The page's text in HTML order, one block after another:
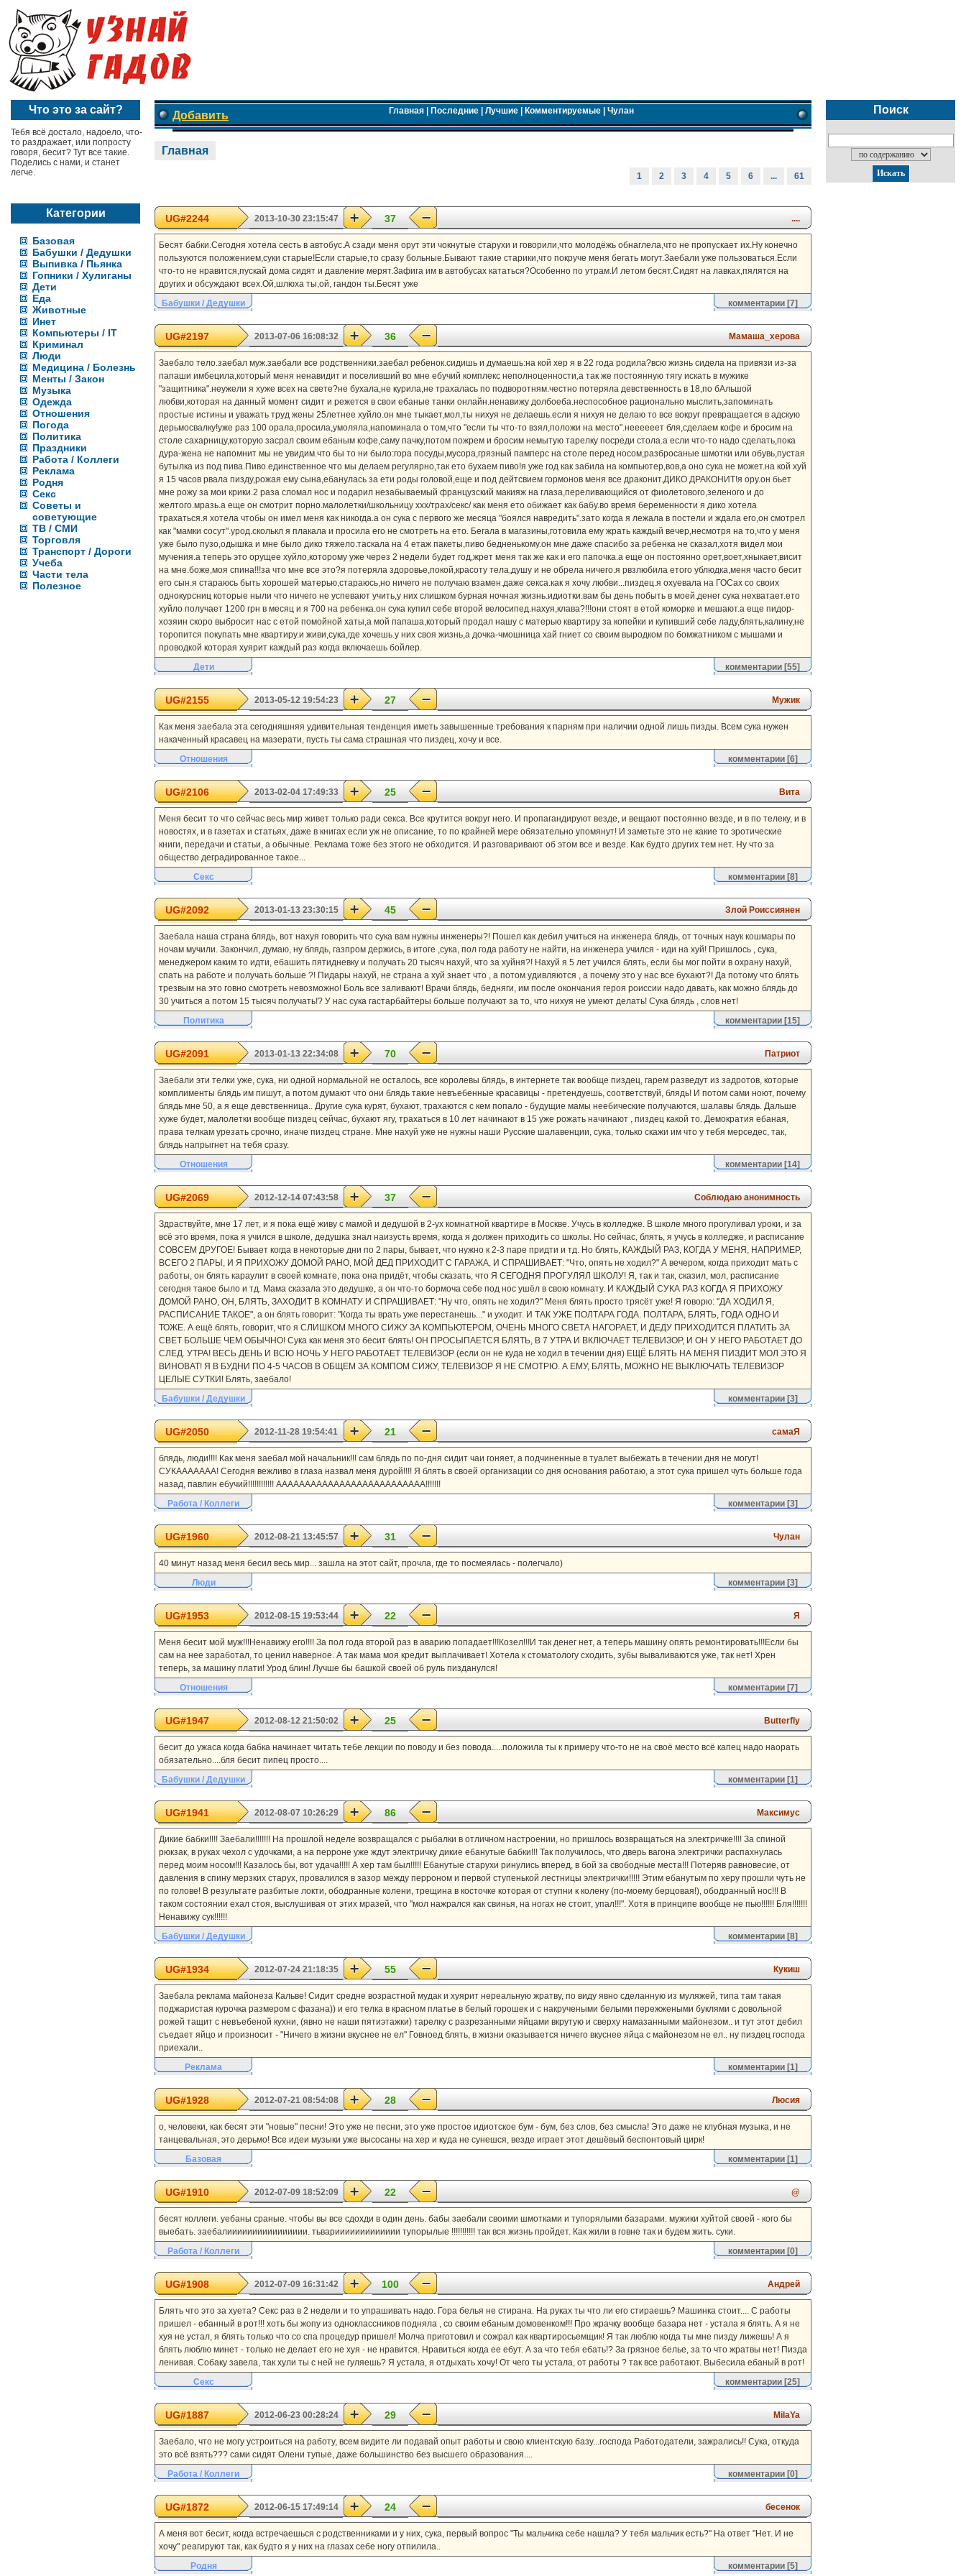
Что это за сайт?
Тебя всё достало, надоело, что-
то раздражает, или попросту
говоря, бесит? Тут все такие.
Поделись с нами, и станет
легче.
Категории
Базовая
Бабушки / Дедушки
Выпивка / Пьянка
Гопники / Хулиганы
Дети
Еда
Животные
Инет
Компьютеры / IT
Криминал
Люди
Медицина / Болезнь
Менты / Закон
Музыка
Одежда
Отношения
Погода
Политика
Праздники
Работа / Коллеги
Реклама
Родня
Секс
Советы и
советующие
ТВ / СМИ
Торговля
Транспорт / Дороги
Учеба
Части тела
Полезное
Добавить Главная| Последние| Лучшие| Комментируемые| Чулан
Главная
1 2 3 4 5 6 ... 61
UG#2244 2013-10-30 23:15:47 37 ....
Бесят бабки.Сегодня хотела сесть в автобус.А сзади меня орут эти чокнутые старухи и говорили,что молодёжь обнаглела,что не пропускает их.Ну конечно
пользуются положением,суки старые!Если старые,то сразу больные.Бывают такие старики,что покруче меня бегать могут.Заебали уже пользоваться.Если
что-то не нравится,пускай дома сидят и давление мерят.Зафига им в автобусах кататься?Особенно по утрам.И летом бесят.Сидят на лавках,пялятся на
других и обсуждают всех.Ой,шлюха ты,ой, гандон ты.Бесят уже
Бабушки / Дедушки
комментарии[7]
UG#2197 2013-07-06 16:08:32 36 Мамаша_херова
Заебало тело.заебал муж.заебали все родственники.заебал ребенок.сидишь и думаешь:на кой хер я в 22 года родила?всю жизнь сидела на привязи из-за
папаши имбецила,который меня ненавидит и поселивший во мне ебучий комплекс неполноценности,а так же постоянную тягу искать в мужике
"защитника".неужели я хуже всех на свете?не бухала,не курила,не трахалась по подворотням.честно потеряла девственность в 18,по бАльшой
любви,которая на данный момент сидит и режется в свои ебаные танки онлайн.ненавижу долбоеба.неспособное рационально мыслить,запоминать
простые истины и уважать труд жены 25летнее хуйло.он мне тыкает,мол,ты нихуя не делаешь.если я нихуя не делаю то все вокруг превращается в адскую
дерьмосвалку!уже раз 100 орала,просила,умоляла,напоминала о том,что "если ты что-то взял,положи на место".неееееет бля,сделаем кофе и бросим на
столе сахарницу,которую засрал своим ебаным кофе,саму пачку,потом пожрем и бросим немытую тарелку посреди стола.а если что-то надо сделать,пока
дура-жена не напомнит мы не увидим.что бы то ни было:гора посуды,мусора,грязный памперс на столе перед носом,разбросаные шмотки или обувь,пустая
бутылка из под пива.Пиво.единственное что мы делаем регулярно,так ето бухаем пиво!я уже год как забила на компьютер,вов,а оно сука не может.на кой хуй
я 15 часов рвала пизду,рожая ему сына,ебанулась за ети роды головой,еще и под дейтсвием гормонов меня все драконит.ДИКО ДРАКОНИТ!я ору.он бьет
мне рожу за мои крики.2 раза сломал нос и подарил незабываемый французский макияж на глаза,переливающийся от фиолетового,зеленого и до
желтого.мразь.а еще он смотрит порно.малолетки/школьницу xxx/трах/секс/ как меня ето обижает как бабу.во время беременности я дико хотела
трахаться.я хотела чтобы он имел меня как никогда.а он сука с первого же месяца "боялся навредить".зато когда я лежала в постели и ждала его,он смотрел
как "мамки сосут".урод.сколькл я плакала и просила его не смотреть на ето. Бегала в магазины,готовила ему жрать каждый вечер,несмотря на то,что у меня
уже было пузо,одышка и мне было дико тяжело.таскала на 4 етаж пакеты,пиво бедненькому.он мне даже спасибо за ребенка не сказал,хотя видел мои
мучения.а теперь это орущее хуйло,которому уже через 2 недели будет год,жрет меня так же как и его папочка.а еще он постоянно орет,воет,хныкает,висит
на мне.боже,моя спина!!!за что мне все это?я потеряла здоровье,покой,красоту тела,душу и не обрела ничего.я рвзлюбила етого ублюдка,меня часто бесит
его сын.я стараюсь быть хорошей матерью,стараюсь,но ничего не получаю взамен.даже секса.как я хочу любви...пиздец.я охуевала на ГОСах со своих
однокурсниц которые ныли что ничего не успевают учить,у них слишком бурная ночная жизнь.идиотки.вам бы день побыть в моей.денег сука нехватает.ето
хуйло получает 1200 грн в месяц и я 700 на ребенка.он сука купил себе второй велосипед.нахуя,клава?!!!они стоят в етой коморке и мешают.а еще пидор-
хозяин скоро выбросит нас с етой помойной хаты,а мой папаша,который продал нашу с матерью квартиру за копейки и купивший себе ладу,блять,калину,не
торопится покупать мне квартиру.и живи,сука,где хочешь.у них своя жизнь,а дочка-чмошница хай гниет со своим выродком по бомжатником с мышами и
проводкой которая хуярит каждый раз когда включаешь бойлер.
Дети
комментарии [55]
UG#2155 2013-05-12 19:54:23 27 Мужик
Как меня заебала эта сегодняшняя удивительная тенденция иметь завышенные требования к парням при наличии одной лишь пизды. Всем сука нужен
накаченный красавец на мазерати, пусть ты сама страшная что пиздец, хочу и все.
Отношения
комментарии[6]
UG#2106 2013-02-04 17:49:33 25 Вита
Меня бесит то что сейчас весь мир живет только ради секса. Все крутится вокруг него. И пропагандируют везде, и вещают постоянно везде, и в по телеку, и в
новостях, и в газетах и статьях, даже в книгах если уж не описание, то по крайней мере обязательно упомянут! И заметьте это не какие то эротические
книги, передачи и статьи, а обычные. Реклама тоже без этого не обходится. И разговаривают об этом все и везде. Как будто других тем нет. Ну что за
общество деградированное такое...
Секс
комментарии[8]
UG#2092 2013-01-13 23:30:15 45 Злой Роиссиянен
Заебала наша страна блядь, вот нахуя говорить что сука вам нужны инженеры?! Пошел как дебил учиться на инженера блядь, от точных наук кошмары по
ночам мучили. Закончил, думаю, ну блядь, газпром держись, в итоге ,сука, пол года работу не найти, на инженера учился - иди на хуй! Пришлось , сука,
менеджером каким то идти, ебашить пятидневку и получать 20 тысяч нахуй, что за хуйня?! Нахуй я 5 лет учился блять, если бы мог пойти в охрану нахуй,
спать на работе и получать больше ?! Пидары нахуй, не страна а хуй знает что , а потом удивляются , а почему это у нас все бухают?! Да потому что блять
трезвым на это говно смотреть невозможно! Боль все заливают! Врачи блядь, бедняги, им после окончания героя роиссии надо давать, как можно блядь до
30 учиться а потом 15 тысяч получать!? У нас сука гастарбайтеры больше получают за то, что нихуя не умеют делать! Сука блядь , слов нет!
Политика
комментарии [15]
UG#2091 2013-01-13 22:34:08 70 Патриот
Заебали эти телки уже, сука, ни одной нормальной не осталось, все королевы блядь, в интернете так вообще пиздец, гарем разведут из задротов, которые
комплименты блядь им пишут, а потом думают что они блядь такие невъебенные красавицы - претендуешь, соответствуй, блядь! И потом сами ноют, почему
блядь мне 50, а я еще девственница.. Другие сука курят, бухают, трахаются с кем попало - будущие мамы неебические получаются, шалавы блядь. Дальше
хуже будет, малолетки вообще пиздец сейчас, бухают ягу, трахаться в 10 лет начинают в 15 уже рожать начинают , пиздец какой то. Демократия ебаная,
права телкам урезать срочно, иначе пиздец стране. Мне нахуй уже не нужны наши Русские шалавенции, сука, только скажи им что у тебя мерседес, так,
блядь напрыгнет на тебя сразу.
Отношения
комментарии [14]
UG#2069 2012-12-14 07:43:58 37 Соблюдаю анонимность
Здраствуйте, мне 17 лет, и я пока ещё живу с мамой и дедушой в 2-ух комнатной квартире в Москве. Учусь в колледже. В школе много прогуливал уроки, и за
всё это время, пока я учился в школе, дедушка знал наизусть время, когда я должен приходить со школы. Но сейчас, блять, я учусь в колледже, и расписание
СОВСЕМ ДРУГОЕ! Бывает когда в некоторые дни по 2 пары, бывает, что нужно к 2-3 паре придти и тд. Но блять, КАЖДЫЙ РАЗ, КОГДА У МЕНЯ, НАПРИМЕР,
ВСЕГО 2 ПАРЫ, И Я ПРИХОЖУ ДОМОЙ РАНО, МОЙ ДЕД ПРИХОДИТ С ГАРАЖА, И СПРАШИВАЕТ: "Что, опять не ходил?" А вечером, когда приходит мать с
работы, он блять караулит в своей комнате, пока она придёт, чтобы сказать, что Я СЕГОДНЯ ПРОГУЛЯЛ ШКОЛУ! Я, так и так, сказил, мол, расписание
сегодня такое было и тд. Мама сказала это дедушке, а он что-то бормоча себе под нос ушёл в свою комнату. И КАЖДЫЙ СУКА РАЗ КОГДА Я ПРИХОЖУ
ДОМОЙ РАНО, ОН, БЛЯТЬ, ЗАХОДИТ В КОМНАТУ И СПРАШИВАЕТ: "Ну что, опять не ходил?" Меня блять просто трясёт уже! Я говорю: "ДА ХОДИЛ Я,
РАСПИСАНИЕ ТАКОЕ", а он блять говорит: "Когда ты врать уже перестанешь..." и уходит. И ТАК УЖЕ ПОЛТАРА ГОДА. ПОЛТАРА, БЛЯТЬ, ГОДА ОДНО И
ТОЖЕ. А ещё блять, говорит, что я СЛИШКОМ МНОГО СИЖУ ЗА КОМПЬЮТЕРОМ, ОЧЕНЬ МНОГО СВЕТА НАГОРАЕТ, И ДЕДУ ПРИХОДИТСЯ ПЛАТИТЬ ЗА
СВЕТ БОЛЬШЕ ЧЕМ ОБЫЧНО! Сука как меня это бесит блять! ОН ПРОСЫПАЕТСЯ БЛЯТЬ, В 7 УТРА И ВКЛЮЧАЕТ ТЕЛЕВИЗОР, И ОН У НЕГО РАБОТАЕТ ДО
СЛЕД. УТРА! ВЕСЬ ДЕНЬ И ВСЮ НОЧЬ У НЕГО РАБОТАЕТ ТЕЛЕВИЗОР (если он не куда не ходил в течении дня) ЕЩЁ БЛЯТЬ НА МЕНЯ ПИЗДИТ МОЛ ЭТО Я
ВИНОВАТ! Я В БУДНИ ПО 4-5 ЧАСОВ В ОБЩЕМ ЗА КОМПОМ СИЖУ, ТЕЛЕВИЗОР Я НЕ СМОТРЮ. А ЕМУ, БЛЯТЬ, МОЖНО НЕ ВЫКЛЮЧАТЬ ТЕЛЕВИЗОР
ЦЕЛЫЕ СУТКИ! Блять, заебало!
Бабушки / Дедушки
комментарии[3]
UG#2050 2012-11-28 19:54:41 21 самаЯ
блядь, люди!!!! Как меня заебал мой начальник!!! сам блядь по по-дня сидит чаи гоняет, а подчиненные в туалет выбежать в течении дня не могут!
СУКААААААА! Сегодня вежливо в глаза назвал меня дурой!!!! Я блять в своей организации со дня основания работаю, а этот сука пришел чуть больше года
назад, павлин ебучий!!!!!!!!!!!! АААААААААААААААААААААААААА!!!!!!!
Работа / Коллеги
комментарии[3]
UG#1960 2012-08-21 13:45:57 31 Чулан
40 минут назад меня бесил весь мир... зашла на этот сайт, прочла, где то посмеялась - полегчало)
Люди
комментарии[3]
UG#1953 2012-08-15 19:53:44 22 Я
Меня бесит мой муж!!!Ненавижу его!!!! За пол года второй раз в аварию попадает!!!Козел!!!И так денег нет, а теперь машину опять ремонтировать!!!Если бы
сам на нее заработал, то ценил наверное. А так мама моя кредит выплачивает! Хотела к стоматологу сходить, зубы вываливаются уже, так нет! Хрен
теперь, за машину плати! Урод блин! Лучше бы башкой своей об руль пизданулся!
Отношения
комментарии[7]
UG#1947 2012-08-12 21:50:02 25 Butterfly
бесит до ужаса когда бабка начинает читать тебе лекции по поводу и без повода.....положила ты к примеру что-то не на своё место всё капец надо наорать
обязательно....бля бесит пипец просто....
Бабушки / Дедушки
комментарии[1]
UG#1941 2012-08-07 10:26:29 86 Максимус
Дикие бабки!!!! Заебали!!!!!!! На прошлой неделе возвращался с рыбалки в отличном настроении, но пришлось возвращаться на электричке!!!! За спиной
рюкзак, в руках чехол с удочками, а на перроне уже ждут электричку дикие ебанутые бабки!!! Так получилось, что дверь вагона электрички распахнулась
перед моим носом!!! Казалось бы, вот удача!!!!! А хер там был!!!!! Ебанутые старухи ринулись вперед, в бой за свободные места!!! Потеряв равновесие, от
давления в спину мерзких старух, провалился в зазор между перроном и первой ступенькой лестницы электрички!!!!! Этим ебанутым по херу прошли чуть не
по голове! В результате разбитые локти, ободранные колени, трещина в косточке которая от ступни к колену (по-моему берцовая!), ободранный нос!!! В
таком состоянии ехал стоя, выслушивая от этих мразей, что "мол нажрался как свинья, на ногах не стоит, упал!!!". Хотя в принципе вообще не пью!!!!!! Бля!!!!!!!
Ненавижу сук!!!!!!
Бабушки / Дедушки
комментарии[8]
UG#1934 2012-07-24 21:18:35 55 Кукиш
Заебала реклама майонеза Кальве! Сидит средне возрастной мудак и хуярит нереальную жратву, по виду явно сделанную из муляжей, типа там такая
поджаристая курочка размером с фазана)) и его телка в красном платье в белый горошек и с накручеными белыми пережжеными буклями с довольной
рожей тащит с невъебеной кухни, (явно не наши пятиэтажки) тарелку с разрезанными яйцами вкрутую и сверху намазанными майонезом.. и тут этот дебил
съедает яйцо и произносит - "Ничего в жизни вкуснее не ел" Говноед блять, в жизни оказывается ничего вкуснее яйца с майонезом не ел.. ну пиздец господа
приехали..
Реклама
комментарии[1]
UG#1928 2012-07-21 08:54:08 28 Люсия
о, человеки, как бесят эти "новые" песни! Это уже не песни, это уже простое идиотское бум - бум, без слов, без смысла! Это даже не клубная музыка, и не
танцевальная, это дерьмо! Все идеи музыки уже высосаны на хер и куда не сунешся, везде играет этот дешёвый беспонтовый цирк!
Базовая
комментарии[1]
UG#1910 2012-07-09 18:52:09 22 @
бесят коллеги. уебаны сраные. чтобы вы все сдохди в один день. бабы заебали своими шмотками и тупорялыми базарами. мужики хуйтой своей - кого бы
выебать. заебалииииииииииииииии. тьвариииииииииииии тупорылые !!!!!!!!!!! так вся жизнь пройдет. Как жили в говне так и будем жить. суки.
Работа / Коллеги
комментарии[0]
UG#1908 2012-07-09 16:31:42 100 Андрей
Блять что это за хуета? Секс раз в 2 недели и то упрашивать надо. Гора белья не стирана. На руках ты что ли его стираешь? Машинка стоит.... С работы
пришел - ебанный в рот!!! хоть бы жопу из одноклассников подняла , со своим ебаным домовенком!!! Про жрачку вообще базара нет - устала я блять. А я не
хуя не устал, я блять только что со спа процедур пришел! Молча приготовил и сожрал как квартиросьемщик! Я так люблю когда ты мне пизду лижешь! А я
блять люблю минет - только не делает его не хуя - не нравится. Нравиться когда ее ебут. А за что тебя ебать!? За грязное белье, за то что жратвы нет! Пизда
ленивая. Собаку завела, так хули ты с ней не гуляешь? Я устала, я отдыхать хочу! От чего ты устала, от работы ? так все работают. Выбесила ебаный в рот!
Секс
комментарии [25]
UG#1887 2012-06-23 00:28:24 29 MilaYa
Заебало, что не могу устроиться на работу, всем видите ли подавай опыт работы и свою клиентскую базу...господа Работодатели, зажрались!! Сука, откуда
это всё взять??? сами сидят Олени тупые, даже большинство без высшего образования....
Работа / Коллеги
комментарии[0]
UG#1872 2012-06-15 17:49:14 24 бесенок
А меня вот бесит, когда встречаешься с родственниками и у них, сука, первый вопрос "Ты мальчика себе нашла? У тебя мальчик есть?" На ответ "Нет. И не
хочу" реагируют так, как будто я у них на глазах себе ногу отпилила..
Родня
комментарии[5]
Поиск